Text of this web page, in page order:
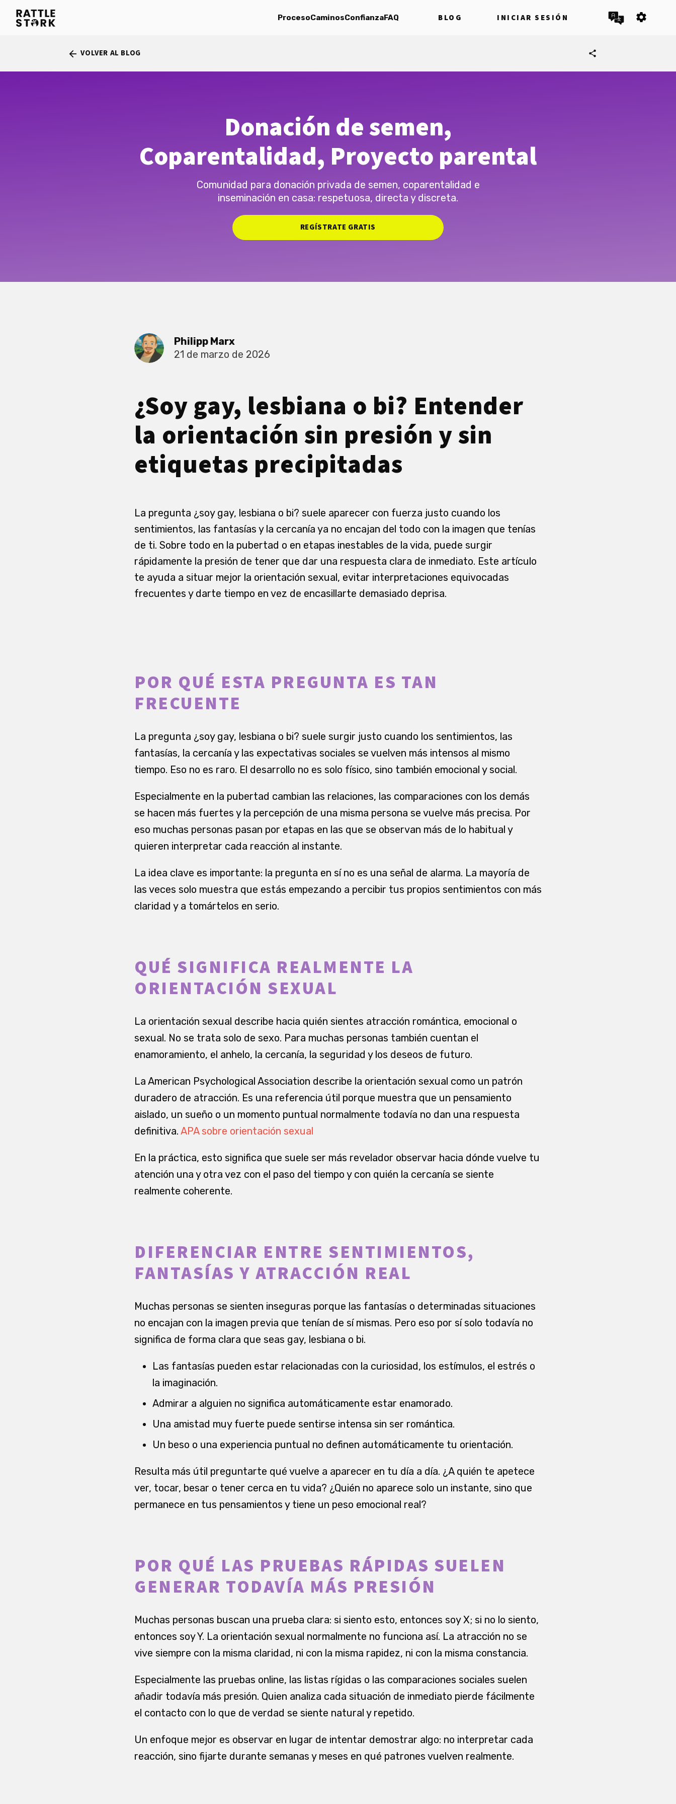
ProcesoCaminosConfianzaFAQ BLOG INICIAR SESIÓN settings
arrow_back VOLVER AL BLOG share
Donación de semen,
Coparentalidad, Proyecto parental
Comunidad para donación privada de semen, coparentalidad e
inseminación en casa: respetuosa, directa y discreta.
REGÍSTRATE GRATIS
Philipp Marx
21 de marzo de 2026
¿Soy gay, lesbiana o bi? Entender
la orientación sin presión y sin
etiquetas precipitadas
La pregunta ¿soy gay, lesbiana o bi? suele aparecer con fuerza justo cuando los
sentimientos, las fantasías y la cercanía ya no encajan del todo con la imagen que tenías
de ti. Sobre todo en la pubertad o en etapas inestables de la vida, puede surgir
rápidamente la presión de tener que dar una respuesta clara de inmediato. Este artículo
te ayuda a situar mejor la orientación sexual, evitar interpretaciones equivocadas
frecuentes y darte tiempo en vez de encasillarte demasiado deprisa.
POR QUÉ ESTA PREGUNTA ES TAN
FRECUENTE
La pregunta ¿soy gay, lesbiana o bi? suele surgir justo cuando los sentimientos, las
fantasías, la cercanía y las expectativas sociales se vuelven más intensos al mismo
tiempo. Eso no es raro. El desarrollo no es solo físico, sino también emocional y social.
Especialmente en la pubertad cambian las relaciones, las comparaciones con los demás
se hacen más fuertes y la percepción de una misma persona se vuelve más precisa. Por
eso muchas personas pasan por etapas en las que se observan más de lo habitual y
quieren interpretar cada reacción al instante.
La idea clave es importante: la pregunta en sí no es una señal de alarma. La mayoría de
las veces solo muestra que estás empezando a percibir tus propios sentimientos con más
claridad y a tomártelos en serio.
QUÉ SIGNIFICA REALMENTE LA
ORIENTACIÓN SEXUAL
La orientación sexual describe hacia quién sientes atracción romántica, emocional o
sexual. No se trata solo de sexo. Para muchas personas también cuentan el
enamoramiento, el anhelo, la cercanía, la seguridad y los deseos de futuro.
La American Psychological Association describe la orientación sexual como un patrón
duradero de atracción. Es una referencia útil porque muestra que un pensamiento
aislado, un sueño o un momento puntual normalmente todavía no dan una respuesta
definitiva. APA sobre orientación sexual
En la práctica, esto significa que suele ser más revelador observar hacia dónde vuelve tu
atención una y otra vez con el paso del tiempo y con quién la cercanía se siente
realmente coherente.
DIFERENCIAR ENTRE SENTIMIENTOS,
FANTASÍAS Y ATRACCIÓN REAL
Muchas personas se sienten inseguras porque las fantasías o determinadas situaciones
no encajan con la imagen previa que tenían de sí mismas. Pero eso por sí solo todavía no
significa de forma clara que seas gay, lesbiana o bi.
Las fantasías pueden estar relacionadas con la curiosidad, los estímulos, el estrés o
la imaginación.
Admirar a alguien no significa automáticamente estar enamorado.
Una amistad muy fuerte puede sentirse intensa sin ser romántica.
Un beso o una experiencia puntual no definen automáticamente tu orientación.
Resulta más útil preguntarte qué vuelve a aparecer en tu día a día. ¿A quién te apetece
ver, tocar, besar o tener cerca en tu vida? ¿Quién no aparece solo un instante, sino que
permanece en tus pensamientos y tiene un peso emocional real?
POR QUÉ LAS PRUEBAS RÁPIDAS SUELEN
GENERAR TODAVÍA MÁS PRESIÓN
Muchas personas buscan una prueba clara: si siento esto, entonces soy X; si no lo siento,
entonces soy Y. La orientación sexual normalmente no funciona así. La atracción no se
vive siempre con la misma claridad, ni con la misma rapidez, ni con la misma constancia.
Especialmente las pruebas online, las listas rígidas o las comparaciones sociales suelen
añadir todavía más presión. Quien analiza cada situación de inmediato pierde fácilmente
el contacto con lo que de verdad se siente natural y repetido.
Un enfoque mejor es observar en lugar de intentar demostrar algo: no interpretar cada
reacción, sino fijarte durante semanas y meses en qué patrones vuelven realmente.